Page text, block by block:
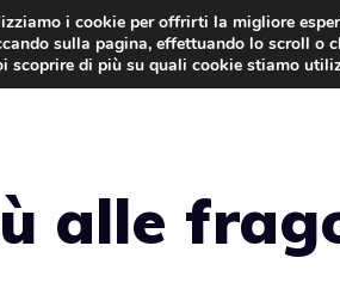
alle
i cookie per offrirti la migliore
sulla pagina, effettuando lo scroll o
scoprire di più su quali cookie stiamo